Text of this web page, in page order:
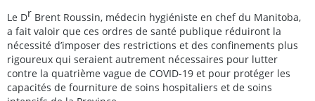
Le Dr Brent Roussin, médecin hygiéniste en chef du Manitoba,
a fait valoir que ces ordres de santé publique réduiront la
nécessité d’imposer des restrictions et des confinements plus
rigoureux qui seraient autrement nécessaires pour lutter
contre la quatrième vague de COVID-19 et pour protéger les
capacités de fourniture de soins hospitaliers et de soins